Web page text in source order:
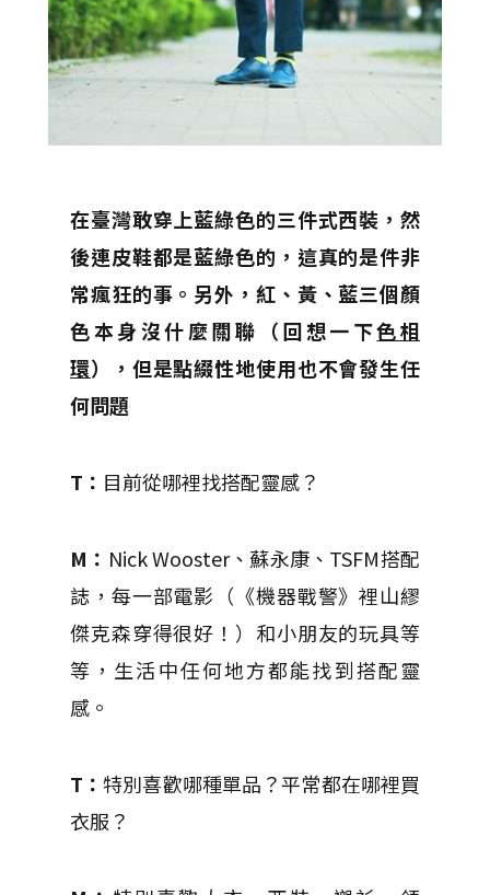
在臺灣敢穿上藍綠色的三件式西裝，然
後連皮鞋都是藍綠色的，這真的是件非
常瘋狂的事。另外，紅、黃、藍三個顏
色本身沒什麼關聯（回想一下色相
環），但是點綴性地使用也不會發生任
何問題
T： 目前從哪裡找搭配靈感？
M： Nick Wooster、蘇永康、TSFM搭配
誌，每一部電影（《機器戰警》裡山繆
傑克森穿得很好！）和小朋友的玩具等
等，生活中任何地方都能找到搭配靈
感。
T：特別喜歡哪種單品？平常都在哪裡買
衣服？